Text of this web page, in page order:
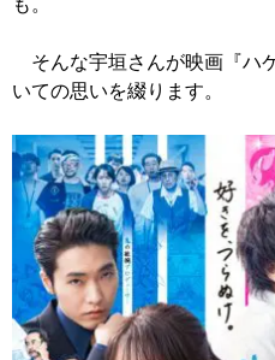
そんな宇垣さんが映画『ハ
いての思いを綴ります。